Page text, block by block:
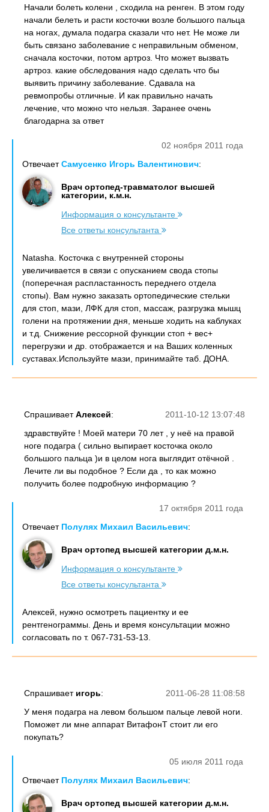
Начали болеть колени , сходила на ренген. В этом году
начали белеть и расти косточки возле большого пальца
на ногах, думала подагра сказали что нет. Не може ли
быть связано заболевание с неправильным обменом,
сначала косточки, потом артроз. Что может вызвать
артроз. какие обследования надо сделать что бы
выявить причину заболевание. Сдавала на
ревмопробы отличные. И как правильно начать
лечение, что можно что нельзя. Заранее очень
благодарна за ответ
02 ноября 2011 года
ОтвечаетСамусенко Игорь Валентинович:
Врач ортопед-травматолог высшей
категории, к.м.н.
Информация о консультанте
Все ответы консультанта
Natasha. Косточка с внутренней стороны
увеличивается в связи с опусканием свода стопы
(поперечная распластанность переднего отдела
стопы). Вам нужно заказать ортопедические стельки
для стоп, мази, ЛФК для стоп, массаж, разгрузка мышц
голени на протяжении дня, меньше ходить на каблуках
и т.д. Снижение рессорной функции стоп + вес+
перегрузки и др. отображается и на Ваших коленных
суставах.Используйте мази, принимайте таб. ДОНА.
2011-10-12 13:07:48
СпрашиваетАлексей:
здравствуйте ! Моей матери 70 лет , у неё на правой
ноге подагра ( сильно выпирает косточка около
большого пальца )и в целом нога выглядит отёчной .
Лечите ли вы подобное ? Если да , то как можно
получить более подробную информацию ?
17 октября 2011 года
Отвечает Полулях Михаил Васильевич:
Врач ортопед высшей категории д.м.н.
Информация о консультанте
Все ответы консультанта
Алексей, нужно осмотреть пациентку и ее
рентгенограммы. День и время консультации можно
согласовать по т. 067-731-53-13.
2011-06-28 11:08:58
Спрашивает игорь:
У меня подагра на левом большом пальце левой ноги.
Поможет ли мне аппарат ВитафонТ стоит ли его
покупать?
05 июля 2011 года
Отвечает Полулях Михаил Васильевич:
Врач ортопед высшей категории д.м.н.